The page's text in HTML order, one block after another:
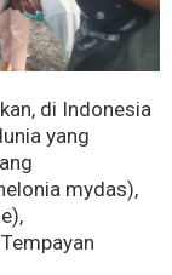
di Indonesia
yang
mydas),